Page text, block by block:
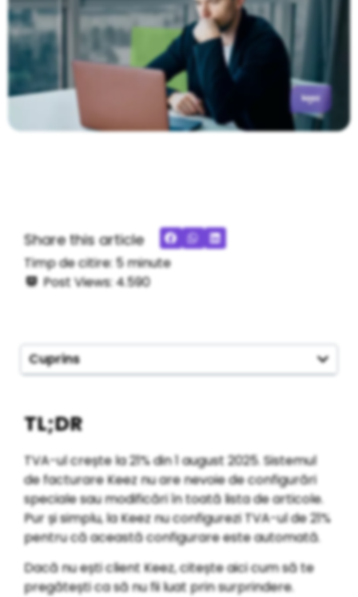
Share this article
Timp de citire: 5minute
Post Views: 4.590
TL;DR
TVA-ul crește la 21% din 1 august 2025. Sistemul
de facturare Keez nu are nevoie de configurări
speciale sau modificări în toată lista de articole.
Pur și simplu, la Keez nu configurezi TVA-ul de 21%
pentru că această configurare este automată.
Dacă nu ești client Keez, citește aici cum să te
pregătești ca să nu fii luat prin surprindere.
Cuprins